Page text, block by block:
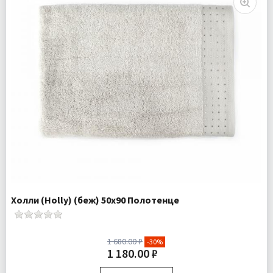
Холли (Holly) (беж) 50х90 Полотенце
1 680.00 ₽ -30%
1 180.00 ₽